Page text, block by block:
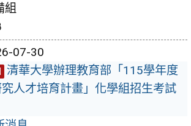
組
07-30
清華大學辦理教育部「115學年度
人才培育計畫」化學組招生考試